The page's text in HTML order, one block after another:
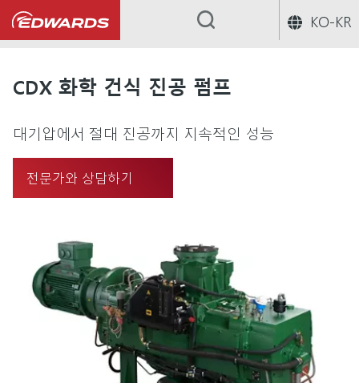
KO-KR
...
CDX 화학 건식 진공 펌프
대기압에서 절대 진공까지 지속적인 성능
전문가와 상담하기